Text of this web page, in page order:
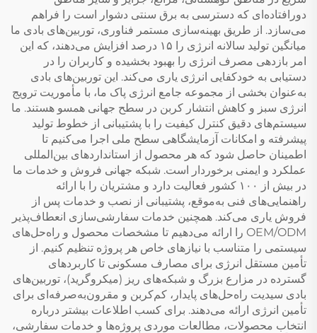
دورافتاده‌ای که دسترسی به برق سنتی دشوار است را فراهم
می‌سازد. از طریق بهینه‌سازی مستمر فناوری، توربین‌های بادی ما
میانگین تولید سالانه انرژی را ۱۵ درصد افزایش می‌دهند، که این
امر بازدهی مصرف انرژی را بهبود بخشیده و کاربران را در
دستیابی به خودکفایی انرژی یاری می‌کند. این توربین‌های بادی
به‌عنوان بخشی از مجموعه جامع انرژی پاک ما، با مأموریت ترویج
انرژی سبز و کاهش انتشار کربن در سطح جهانی همسو هستند. ما
سیستم‌های دقیق کنترل کیفیت را با پشتیبانی از خطوط تولید
پیشرفته و امکانات آزمایشگاهی سطح ملی اجرا می‌کنیم تا
اطمینان حاصل شود که هر محصول از استانداردهای بین‌المللی
عملکرد و ایمنی برخوردار است. شبکه جهانی فروش و خدمات ما
در بیش از ۱۰۰ کشور فعالیت دارد و مشتریان را با ارائه
راهنمایی‌های فنی به‌موقع، پشتیبانی از نصب و خدمات پس از
فروش یاری می‌کند. همچنین خدمات سفارشی‌سازی انعطاف‌پذیر
OEM/ODM را ارائه می‌دهیم تا مشخصات محصول و راه‌حل‌های
سیستمی را متناسب با نیازهای خاص هر پروژه تنظیم کنیم. از
تأمین مستقل انرژی برای مصارف مسکونی تا کاربردهای
گسترده در مزارع بزرگ و شبکه‌های ریز (میکروگرید)، توربین‌های
بادی سیدیت راه‌حل‌های پایدار، کم‌کربن و مقرون‌به‌صرفه‌ای برای
تأمین انرژی ارائه می‌دهند. برای کسب اطلاعات بیشتر درباره
انتخاب محصولات، مطالعات موردی پروژه‌ها و خدمات سفارشی،